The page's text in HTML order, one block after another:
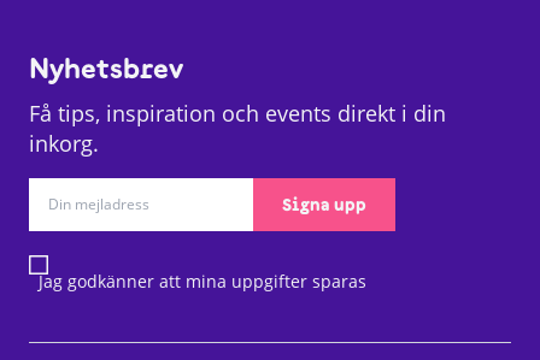
Nyhetsbrev
Få tips, inspiration och events direkt i din
inkorg.
Signa upp
Jag godkänner att mina uppgifter sparas